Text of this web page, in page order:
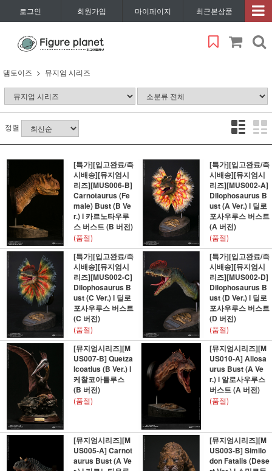
로그인 회원가입 마이페이지 최근본상품
댐토이즈 뮤지엄 시리즈
정렬
[특가][입고완료/즉
시배송][뮤지엄시
리즈][MUS006-B]
Carnotaurus (Fe
male) Bust (B Ve
r.) l 카르노타우루
스 버스트 (B 버전)
(품절)
[특가][입고완료/즉
시배송][뮤지엄시
리즈][MUS002-A]
Dilophosaurus B
ust (A Ver.) l 딜로
포사우루스 버스트
(A 버전)
(품절)
[특가][입고완료/즉
시배송][뮤지엄시
리즈][MUS002-C]
Dilophosaurus B
ust (C Ver.) l 딜로
포사우루스 버스트
(C 버전)
(품절)
[특가][입고완료/즉
시배송][뮤지엄시
리즈][MUS002-D]
Dilophosaurus B
ust (D Ver.) l 딜로
포사우루스 버스트
(D 버전)
(품절)
[뮤지엄시리즈][M
US007-B] Quetza
lcoatlus (B Ver.) l
케찰코아틀루스
(B 버전)
(품절)
[뮤지엄시리즈][M
US010-A] Allosa
urus Bust (A Ve
r.) l 알로사우루스
버스트 (A 버전)
(품절)
[뮤지엄시리즈][M
US005-A] Carnot
aurus Bust (A Ve
[뮤지엄시리즈][M
US003-B] Similo
don Fatalis (Dese